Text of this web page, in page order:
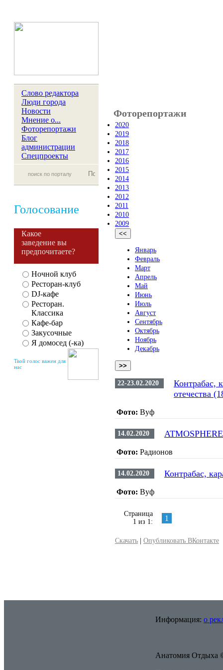
Слово редактора
Люди города
Новости
Мнение о...
Фоторепортажи
Блог
администрации
Спецпроекты
Голосование
Какое
заведение вы
предпочитаете?
Ночной клуб
Ресторан-клуб
DJ-кафе
Ресторан.
Классика
Кафе-бар
Закусочные
Я домосед (-ка)
Твой голос важен для
нас
Фоторепортажи
2020
2019
2018
2017
2016
2015
2014
2013
2012
2011
2010
2009
<<
Январь
Февраль
Март
Апрель
Май
Июнь
Июль
Август
Сентябрь
Октябрь
Ноябрь
Декабрь
>>
22-23.02.2020
Контрабас,
отечества
Фото: Вуф
14.02.2020
Фото: Радионов
14.02.2020 Контрабас,
Фото: Вуф
Страница
1 из 1:
1
Скачать Опубликовать ВКонтакте
Информация: о
Анатомия Отдыха